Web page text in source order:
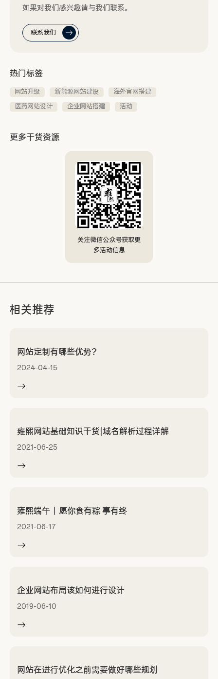
如果对我们感兴趣请与我们联系。
联系我们
热门标签
网站升级 新能源网站建设
海外官网搭建
医药网站设计
企业网站搭建 活动
更多干货资源
关注微信公众号获取更
多活动信息
相关推荐
网站定制有哪些优势？
2024-04-15
雍熙网站基础知识干货|域名解析过程详解
2021-06-25
雍熙端午丨愿你食有粽 事有终
2021-06-17
企业网站布局该如何进行设计
2019-06-10
网站在进行优化之前需要做好哪些规划